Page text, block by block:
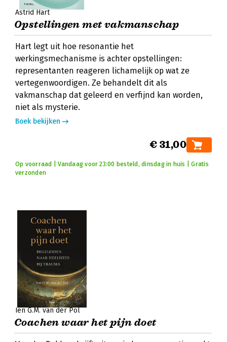
Astrid Hart
Opstellingen met vakmanschap
Hart legt uit hoe resonantie het
werkingsmechanisme is achter opstellingen:
representanten reageren lichamelijk op wat ze
vertegenwoordigen. Ze behandelt dit als
vakmanschap dat geleerd en verfijnd kan worden,
niet als mysterie.
Boek bekijken
€ 31,00
Op voorraad | Vandaag voor 23:00 besteld, dinsdag in huis | Gratis
verzonden
Ien G.M. van der Pol
Coachen waar het pijn doet